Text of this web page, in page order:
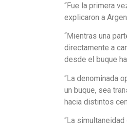
“Fue la primera
explicaron a
“Mientras una
directamente a
desde el buque
“La denominada
un buque, sea
hacia distintos
“La